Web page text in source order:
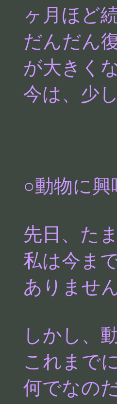
ヶ月ほど
だんだん
が大きく
今は、少
○動物に
先日、た
私は今ま
ありませ
しかし、
これまで
何でなの